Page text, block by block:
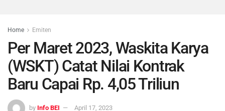
Home Emiten
Per Maret 2023, Waskita Karya
(WSKT) Catat Nilai Kontrak
Baru Capai Rp. 4,05 Triliun
by Info BEI April 17, 2023